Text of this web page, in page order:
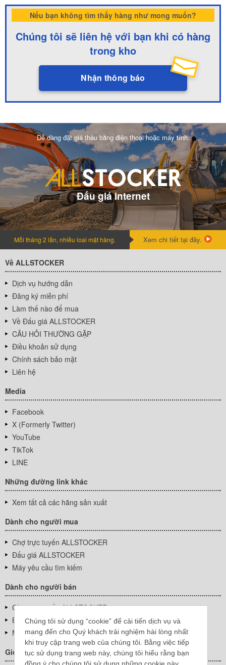
Chúng tôi sử dụng “cookie” để cải tiến dịch vụ và
mang đến cho Quý khách trải nghiệm hài lòng nhất
khi truy cập trang web của chúng tôi. Bằng việc tiếp
tục sử dụng trang web này, chúng tôi hiểu rằng bạn
đồng ý cho chúng tôi sử dụng những cookie này.
Nếu bạn không tìm thấy hàng như mong muốn?
Chúng tôi sẽ liên hệ với bạn khi có hàng
trong kho
Nhận thông báo
Dễ dàng đặt giá thầu bằng điện thoại hoặc máy tính.
Đấu giá internet
Mỗi tháng 2 lần, nhiều loai mặt hàng. Xem chi tiết tại đây.
Về ALLSTOCKER
Dịch vụ hướng dẫn
Đăng ký miễn phí
Làm thế nào để mua
Về Đấu giá ALLSTOCKER
CÂU HỎI THƯỜNG GẶP
Điều khoản sử dụng
Chính sách bảo mật
Liên hệ
Media
Facebook
X (Formerly Twitter)
YouTube
TikTok
LINE
Những đường link khác
Xem tất cả các hãng sản xuất
Dành cho người mua
Chợ trực tuyến ALLSTOCKER
Đấu giá ALLSTOCKER
Máy yêu cầu tìm kiếm
Dành cho người bán
Chợ trực tuyến ALLSTOCKER
Đấu giá ALLSTOCKER
Máy yêu cầu tìm kiếm
Giới thiệu công ty